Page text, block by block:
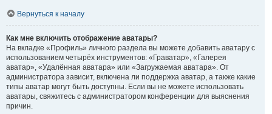
Вернуться к началу
Как мне включить отображение аватары?
На вкладке «Профиль» личного раздела вы можете добавить аватару с
использованием четырёх инструментов: «Граватар», «Галерея
аватар», «Удалённая аватара» или «Загружаемая аватара». От
администратора зависит, включена ли поддержка аватар, а также какие
типы аватар могут быть доступны. Если вы не можете использовать
аватары, свяжитесь с администратором конференции для выяснения
причин.